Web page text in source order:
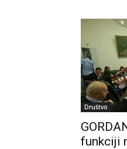
Društvo
funkciji